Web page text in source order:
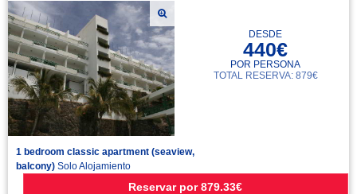
DESDE
440€
POR PERSONA
TOTAL RESERVA: 879€
1 bedroom classic apartment (seaview,
balcony) Solo Alojamiento
Reservar por 879.33€